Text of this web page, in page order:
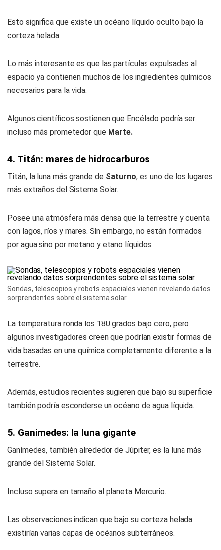
Esto significa que existe un océano líquido oculto bajo la
corteza helada.
Lo más interesante es que las partículas expulsadas al
espacio ya contienen muchos de los ingredientes químicos
necesarios para la vida.
Algunos científicos sostienen que Encélado podría ser
incluso más prometedor que Marte.
4. Titán: mares de hidrocarburos
Titán, la luna más grande de Saturno, es uno de los lugares
más extraños del Sistema Solar.
Posee una atmósfera más densa que la terrestre y cuenta
con lagos, ríos y mares. Sin embargo, no están formados
por agua sino por metano y etano líquidos.
Sondas, telescopios y robots espaciales vienen revelando datos
sorprendentes sobre el sistema solar.
La temperatura ronda los 180 grados bajo cero, pero
algunos investigadores creen que podrían existir formas de
vida basadas en una química completamente diferente a la
terrestre.
Además, estudios recientes sugieren que bajo su superficie
también podría esconderse un océano de agua líquida.
5. Ganímedes: la luna gigante
Ganímedes, también alrededor de Júpiter, es la luna más
grande del Sistema Solar.
Incluso supera en tamaño al planeta Mercurio.
Las observaciones indican que bajo su corteza helada
existirían varias capas de océanos subterráneos.